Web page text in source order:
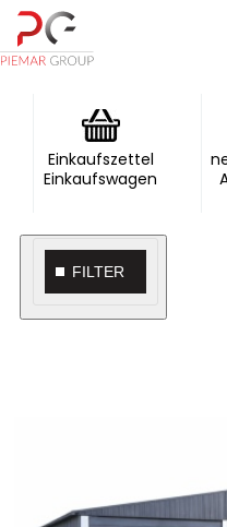
Einkaufszettel
Einkaufswagen
FILTER